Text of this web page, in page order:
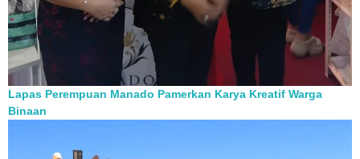
Lapas Perempuan Manado Pamerkan Karya Kreatif Warga
Binaan